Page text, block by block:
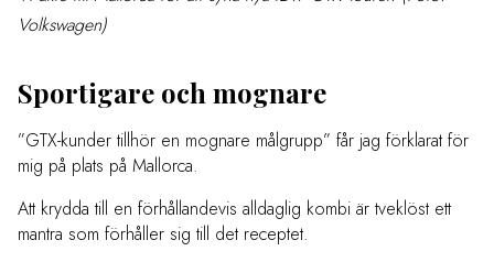
Volkswagen)
Sportigare och mognare
”GTX-kunder tillhör en mognare målgrupp” får jag förklarat för
mig på plats på Mallorca.
Att krydda till en förhållandevis alldaglig kombi är tveklöst ett
mantra som förhåller sig till det receptet.